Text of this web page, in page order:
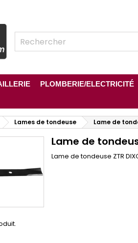
PLOMBERIE/ELECTRICITÉ
Lames de tondeuse Lame de
Lame de
Lame de tondeuse ZTR